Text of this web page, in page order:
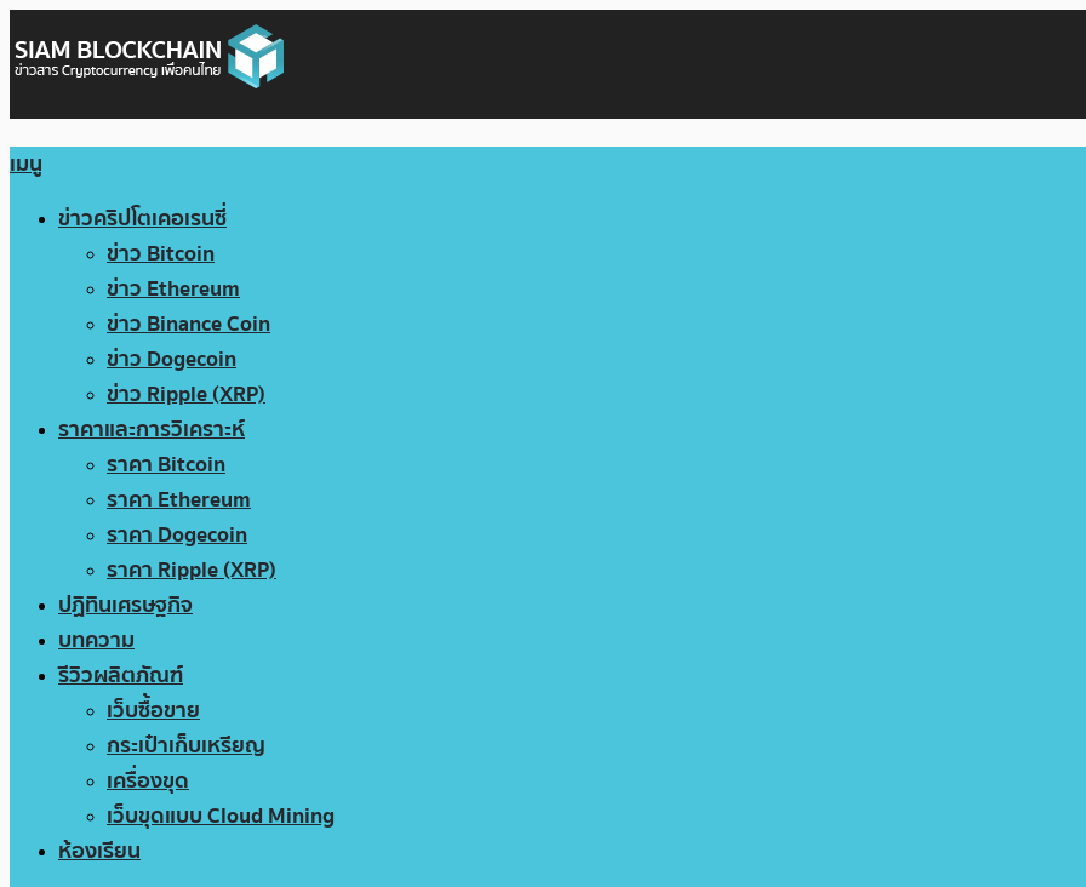
เมนู
ข่าวคริปโตเคอเรนซี่
ข่าว Bitcoin
ข่าว Ethereum
ข่าว Binance Coin
ข่าว Dogecoin
ข่าว Ripple (XRP)
ราคาและการวิเคราะห์
ราคา Bitcoin
ราคา Ethereum
ราคา Dogecoin
ราคา Ripple (XRP)
ปฏิทินเศรษฐกิจ
บทความ
รีวิวผลิตภัณฑ์
เว็บซื้อขาย
กระเป๋าเก็บเหรียญ
เครื่องขุด
เว็บขุดแบบ Cloud Mining
ห้องเรียน